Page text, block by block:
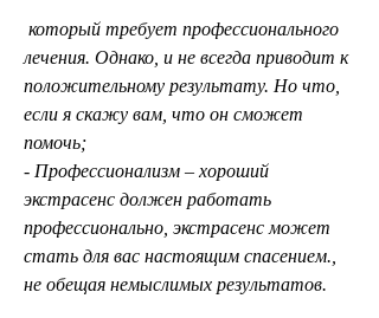
лечения. Однако, и не всегда приводит к
положительному результату. Но что,
если я скажу вам, что он сможет
помочь;
- Профессионализм – хороший
экстрасенс должен работать
профессионально, экстрасенс может
стать для вас настоящим спасением.,
не обещая немыслимых результатов.